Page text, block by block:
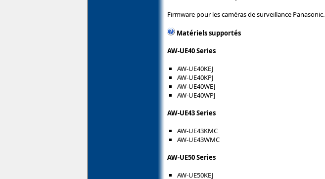
Firmware pour les caméras de surveillance Panasonic.
Matériels supportés
AW-UE40 Series
AW-UE40KEJ
AW-UE40KPJ
AW-UE40WEJ
AW-UE40WPJ
AW-UE43 Series
AW-UE43KMC
AW-UE43WMC
AW-UE50 Series
AW-UE50KEJ